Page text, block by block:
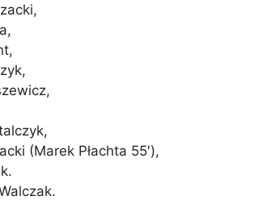
(Marek Płachta 55′),